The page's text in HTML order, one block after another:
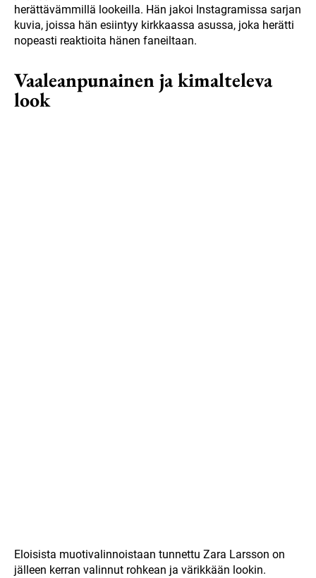
herättävämmillä lookeilla. Hän jakoi Instagramissa sarjan
kuvia, joissa hän esiintyy kirkkaassa asussa, joka herätti
nopeasti reaktioita hänen faneiltaan.
Vaaleanpunainen ja kimalteleva
look
Eloisista muotivalinnoistaan tunnettu Zara Larsson on
jälleen kerran valinnut rohkean ja värikkään lookin.